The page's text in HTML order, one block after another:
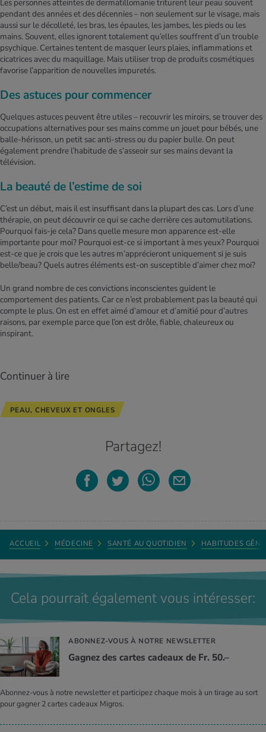
Les personnes atteintes de dermatillomanie triturent leur peau souvent
pendant des années et des décennies – non seulement sur le visage, mais
aussi sur le décolleté, les bras, les épaules, les jambes, les pieds ou les
mains. Souvent, elles ignorent totalement qu’elles souffrent d’un trouble
psychique. Certaines tentent de masquer leurs plaies, inflammations et
cicatrices avec du maquillage. Mais utiliser trop de produits cosmétiques
favorise l’apparition de nouvelles impuretés.
Des astuces pour commencer
Quelques astuces peuvent être utiles – recouvrir les miroirs, se trouver des
occupations alternatives pour ses mains comme un jouet pour bébés, une
balle-hérisson, un petit sac anti-stress ou du papier bulle. On peut
également prendre l’habitude de s’asseoir sur ses mains devant la
télévision.
La beauté de l’estime de soi
C’est un début, mais il est insuffisant dans la plupart des cas. Lors d’une
thérapie, on peut découvrir ce qui se cache derrière ces automutilations.
Pourquoi fais-je cela? Dans quelle mesure mon apparence est-elle
importante pour moi? Pourquoi est-ce si important à mes yeux? Pourquoi
est-ce que je crois que les autres m’apprécieront uniquement si je suis
belle/beau? Quels autres éléments est-on susceptible d’aimer chez moi?
Un grand nombre de ces convictions inconscientes guident le
comportement des patients. Car ce n’est probablement pas la beauté qui
compte le plus. On est en effet aimé d’amour et d’amitié pour d’autres
raisons, par exemple parce que l’on est drôle, fiable, chaleureux ou
inspirant.
Continuer à lire
PEAU, CHEVEUX ET ONGLES
Partagez!
ACCUEIL MÉDECINE SANTÉ AU QUOTIDIEN HABITUDES
Cela pourrait également vous intéresser:
ABONNEZ-VOUS À NOTRE NEWSLETTER
Gagnez des cartes cadeaux de Fr. 50.–
Abonnez-vous à notre newsletter et participez chaque mois à un tirage au sort
pour gagner 2 cartes cadeaux Migros.